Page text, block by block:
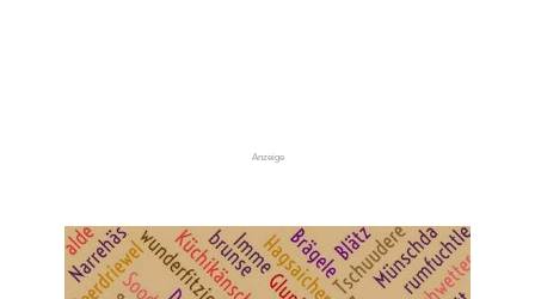
Anzeige